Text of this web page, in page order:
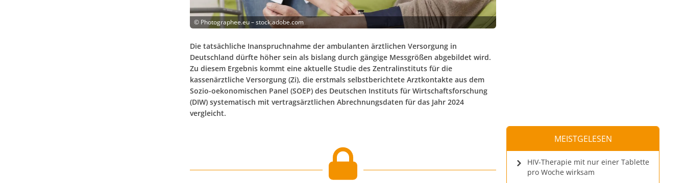
© Photographee.eu – stock.adobe.com
Die tatsächliche Inanspruchnahme der ambulanten ärztlichen Versorgung in
Deutschland dürfte höher sein als bislang durch gängige Messgrößen abgebildet wird.
Zu diesem Ergebnis kommt eine aktuelle Studie des Zentralinstituts für die
kassenärztliche Versorgung (Zi), die erstmals selbstberichtete Arztkontakte aus dem
Sozio-oekonomischen Panel (SOEP) des Deutschen Instituts für Wirtschaftsforschung
(DIW) systematisch mit vertragsärztlichen Abrechnungsdaten für das Jahr 2024
vergleicht.
MEISTGELESEN
HIV-Therapie mit nur einer Tablette
pro Woche wirksam